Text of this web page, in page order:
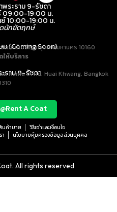
พระราม 9-รัชดา
09:00-19:00 น.
10:00-19:00 น.
นักขัตฤกษ์
ม (Coming Soon)
ตภาษีเจริญ กรุงเทพมหานคร 10160
ให้บริการ
ราม 9-รัชดา
Rama IX Rd, Huai Khwang, Bangkok
@Rent A Coat
นค้าขาย
วิธีเช่าและเงื่อนไข
า นโยบายคุ้มครองข้อมูลส่วนบุคคล
All rights reserved